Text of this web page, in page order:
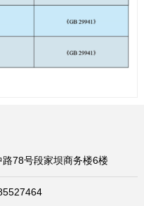
78号段家坝商务楼6楼